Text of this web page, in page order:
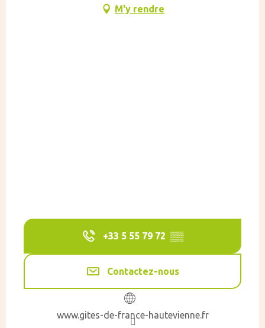
M'y rendre
+33 5 55 79 72 ▒▒
Contactez-nous
www.gites-de-france-hautevienne.fr